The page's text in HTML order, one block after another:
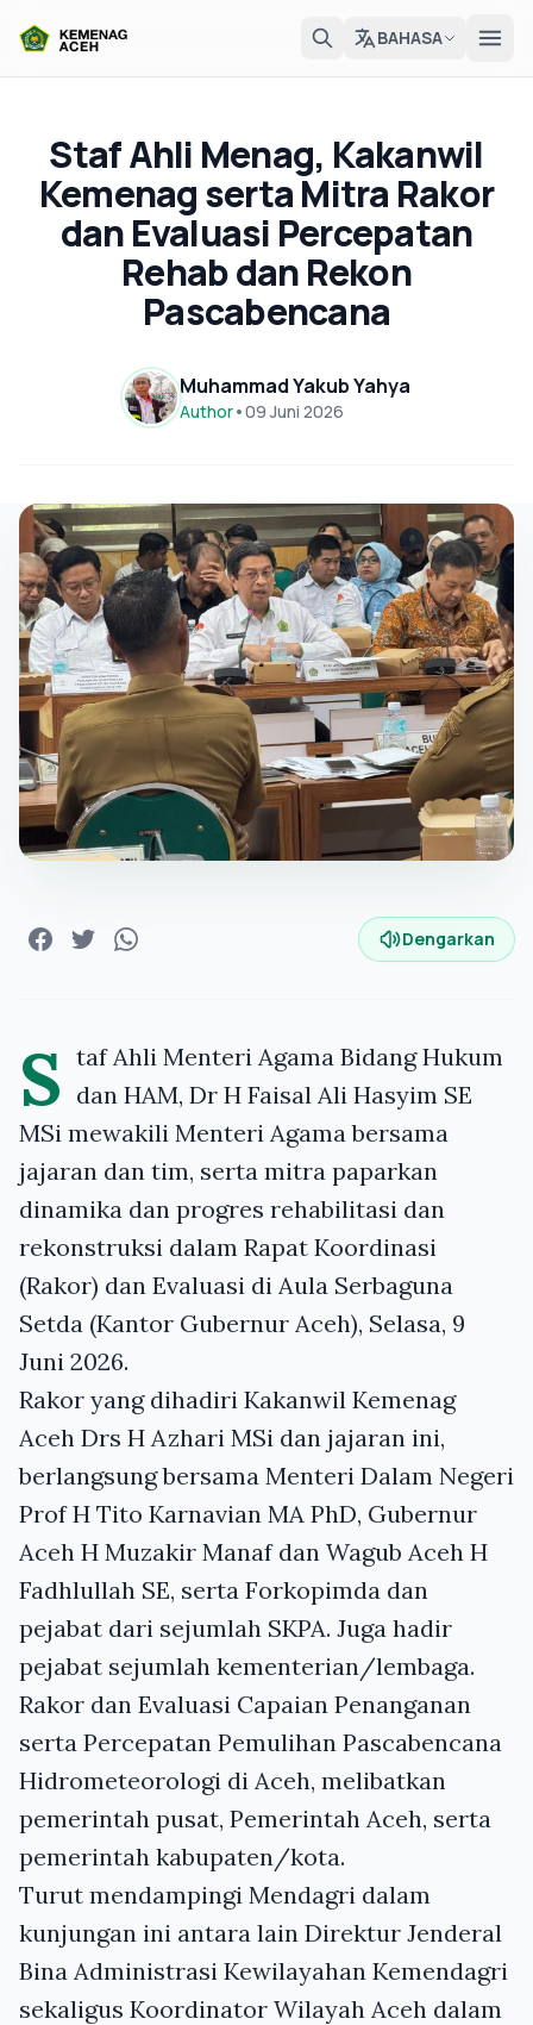
BAHASA
Staf Ahli Menag, Kakanwil
Kemenag serta Mitra Rakor
dan Evaluasi Percepatan
Rehab dan Rekon
Pascabencana
Muhammad Yakub Yahya
Author•09 Juni 2026
Dengarkan
S taf Ahli Menteri Agama Bidang Hukum
dan HAM, Dr H Faisal Ali Hasyim SE
MSi mewakili Menteri Agama bersama
jajaran dan tim, serta mitra paparkan
dinamika dan progres rehabilitasi dan
rekonstruksi dalam Rapat Koordinasi
(Rakor) dan Evaluasi di Aula Serbaguna
Setda (Kantor Gubernur Aceh), Selasa, 9
Juni 2026.
Rakor yang dihadiri Kakanwil Kemenag
Aceh Drs H Azhari MSi dan jajaran ini,
berlangsung bersama Menteri Dalam Negeri
Prof H Tito Karnavian MA PhD, Gubernur
Aceh H Muzakir Manaf dan Wagub Aceh H
Fadhlullah SE, serta Forkopimda dan
pejabat dari sejumlah SKPA. Juga hadir
pejabat sejumlah kementerian/lembaga.
Rakor dan Evaluasi Capaian Penanganan
serta Percepatan Pemulihan Pascabencana
Hidrometeorologi di Aceh, melibatkan
pemerintah pusat, Pemerintah Aceh, serta
pemerintah kabupaten/kota.
Turut mendampingi Mendagri dalam
kunjungan ini antara lain Direktur Jenderal
Bina Administrasi Kewilayahan Kemendagri
sekaligus Koordinator Wilayah Aceh dalam